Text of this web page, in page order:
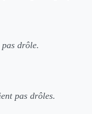
drôle.
pas drôles.